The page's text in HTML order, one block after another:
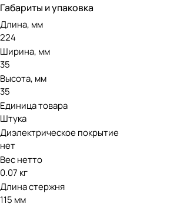
Габариты и упаковка
Длина, мм
224
Ширина, мм
35
Высота, мм
35
Единица товара
Штука
Диэлектрическое покрытие
нет
Вес нетто
0.07 кг
Длина стержня
115 мм